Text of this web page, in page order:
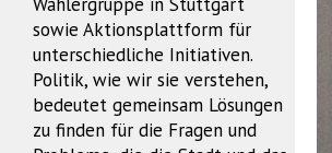
sowie Aktionsplattform für
unterschiedliche Initiativen.
Politik, wie wir sie verstehen,
bedeutet gemeinsam Lösungen
zu finden für die Fragen und